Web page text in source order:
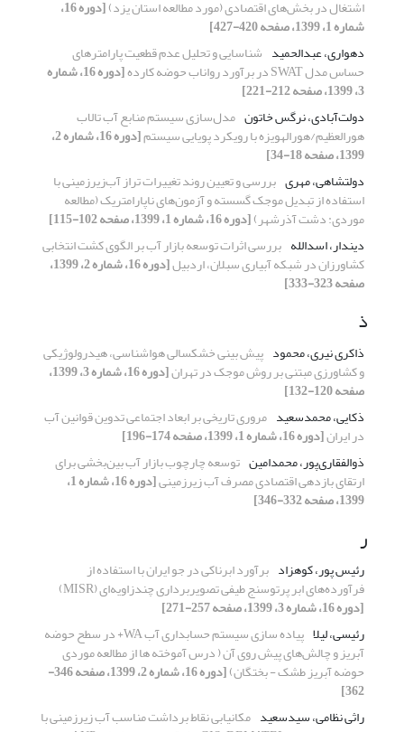
اشتغال در بخش‌های اقتصادی (مورد مطالعه استان یزد) [دوره 16،
شماره 1، 1399، صفحه 420-427]
دهواری، عبدالحمید شناسایی و تحلیل عدم قطعیت پارامترهای
حساس مدل SWAT در برآورد رواناب حوضه کارده [دوره 16، شماره
3، 1399، صفحه 212-221]
دولت‌آبادی، نرگس خاتون مدل‌سازی سیستم منابع آب تالاب
هورالعظیم/هورالهویزه با رویکرد پویایی سیستم [دوره 16، شماره 2،
1399، صفحه 18-34]
دولتشاهی، مهری بررسی و تعیین روند تغییرات تراز آب‌زیرزمینی با
استفاده از تبدیل موجک گسسته و آزمون‌های ناپارامتریک (مطالعه
موردی: دشت آذرشهر)[دوره 16، شماره 1، 1399، صفحه 102-115]
دیندار، اسدالله بررسی اثرات توسعه بازار آب بر الگوی کشت انتخابی
کشاورزان در شبکه آبیاری سبلان، اردبیل [دوره 16، شماره 2، 1399،
صفحه 323-333]
ذ
ذاکری نیری، محمود پیش بینی خشکسالی هواشناسی، هیدرولوژیکی
و کشاورزی مبتنی بر روش موجک در تهران [دوره 16، شماره 3، 1399،
صفحه 120-132]
ذکایی، محمدسعید مروری تاریخی بر ابعاد اجتماعی تدوین قوانین آب
در ایران[دوره 16، شماره 1، 1399، صفحه 174-196]
ذوالفقاری‌پور، محمدامین توسعه چارچوب بازار آب بین‌بخشی برای
ارتقای بازدهی اقتصادی مصرف آب زیرزمینی [دوره 16، شماره 1،
1399، صفحه 332-346]
ر
رئیس پور، کوهزاد برآورد ابرناکی در جو ایران با استفاده از
فرآورده‌های ابر پرتوسنج طیفی تصویربرداری چندزاویه‌ای (MISR)
[دوره 16، شماره 3، 1399، صفحه 257-271]
رئیسی، لیلا
پیاده سازی سیستم حسابداری آب WA+ در سطح حوضه‌
آبریز و چالش‌های پیش روی آن ( درس آموخته ها از مطالعه موردی
حوضه آبریز طشک - بختگان) [دوره 16، شماره 2، 1399، صفحه 346-
362]
راثی نظامی، سیدسعید مکانیابی نقاط برداشت مناسب آب زیرزمینی با